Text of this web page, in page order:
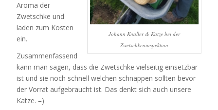
Johann Knaller & Katze bei der
Zwetschkeninspektion
Aroma der
Zwetschke und
laden zum Kosten
ein.
Zusammenfassend
kann man sagen, dass die Zwetschke vielseitig einsetzbar
ist und sie noch schnell welchen schnappen sollten bevor
der Vorrat aufgebraucht ist. Das denkt sich auch unsere
Katze. =)